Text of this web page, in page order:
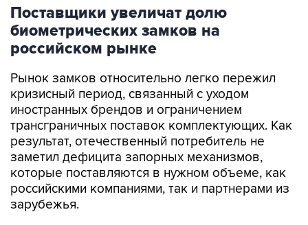
Поставщики увеличат долю
биометрических замков на
российском рынке
Рынок замков относительно легко пережил
кризисный период, связанный с уходом
иностранных брендов и ограничением
трансграничных поставок комплектующих. Как
результат, отечественный потребитель не
заметил дефицита запорных механизмов,
которые поставляются в нужном объеме, как
российскими компаниями, так и партнерами из
зарубежья.